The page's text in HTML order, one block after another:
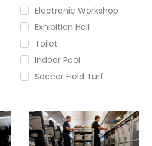
Electronic Workshop
Exhibition Hall
Toilet
Indoor Pool
Soccer Field Turf